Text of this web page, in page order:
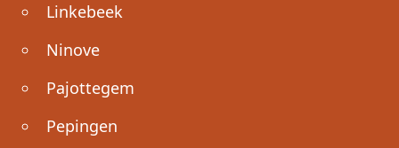
Linkebeek
Ninove
Pajottegem
Pepingen